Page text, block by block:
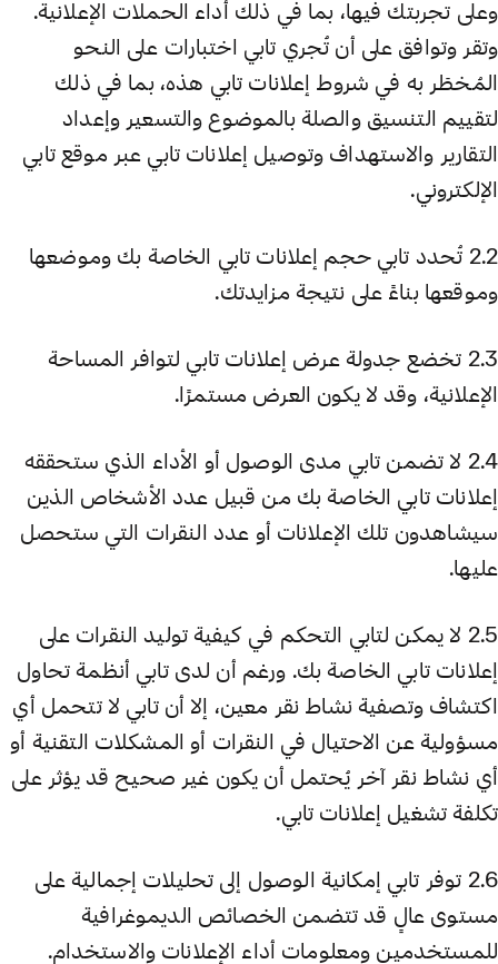
وعلى تجربتك فيها، بما في ذلك أداء الحملات الإعلانية.
وتقر وتوافق على أن تُجري تابي اختبارات على النحو
المُخطَر به في شروط إعلانات تابي هذه، بما في ذلك
لتقييم التنسيق والصلة بالموضوع والتسعير وإعداد
التقارير والاستهداف وتوصيل إعلانات تابي عبر موقع تابي
الإلكتروني.
2.2 تُحدد تابي حجم إعلانات تابي الخاصة بك وموضعها
وموقعها بناءً على نتيجة مزايدتك.
2.3 تخضع جدولة عرض إعلانات تابي لتوافر المساحة
الإعلانية، وقد لا يكون العرض مستمرًا.
2.4 لا تضمن تابي مدى الوصول أو الأداء الذي ستحققه
إعلانات تابي الخاصة بك من قبيل عدد الأشخاص الذين
سيشاهدون تلك الإعلانات أو عدد النقرات التي ستحصل
عليها.
2.5 لا يمكن لتابي التحكم في كيفية توليد النقرات على
إعلانات تابي الخاصة بك. ورغم أن لدى تابي أنظمة تحاول
اكتشاف وتصفية نشاط نقر معين، إلا أن تابي لا تتحمل أي
مسؤولية عن الاحتيال في النقرات أو المشكلات التقنية أو
أي نشاط نقر آخر يُحتمل أن يكون غير صحيح قد يؤثر على
تكلفة تشغيل إعلانات تابي.
2.6 توفر تابي إمكانية الوصول إلى تحليلات إجمالية على
مستوى عالٍ قد تتضمن الخصائص الديموغرافية
للمستخدمين ومعلومات أداء الإعلانات والاستخدام.